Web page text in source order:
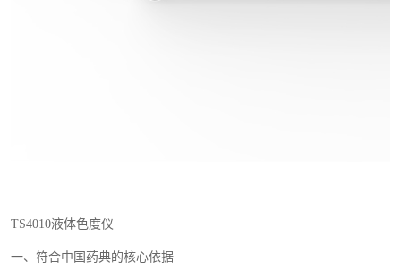
TS4010液体色度仪
一、符合中国药典的核心依据